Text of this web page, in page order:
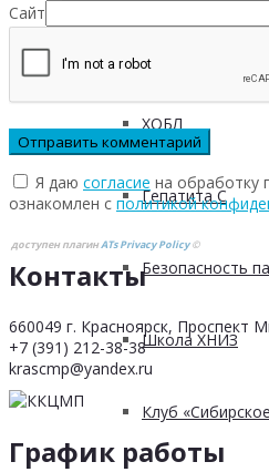
ХОБЛ
Гепатита С
Безопасность
Школа ХНИЗ
Клуб
Сайт
Я даю согласие на обработку
ознакомлен с политикой
доступен плагинATs Privacy Policy©
Контакты
660049 г. Красноярск, Проспект
+7 (391) 212-38-38
krascmp@yandex.ru
График работы